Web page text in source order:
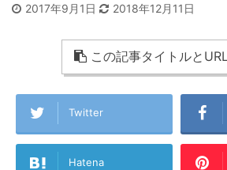
2017年9月1日 2018年12月11日
この記事タイトルと
Twitter
Hatena